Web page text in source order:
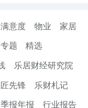
意度 物业 家居
专题 精选
乐居财经研究院
先锋 乐财札记
季报年报 行业报告